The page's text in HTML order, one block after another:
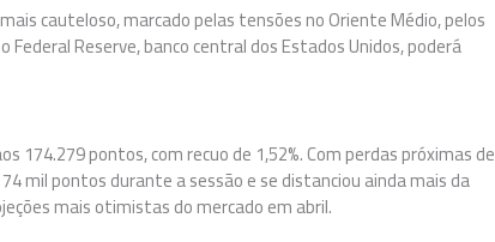
cauteloso, marcado pelas tensões no Oriente Médio, pelos
Reserve, banco central dos Estados Unidos, poderá
174.279 pontos, com recuo de 1,52%. Com perdas próximas de
mil pontos durante a sessão e se distanciou ainda mais da
mais otimistas do mercado em abril.